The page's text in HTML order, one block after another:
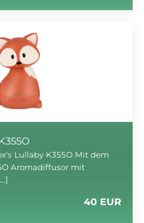
Lullaby K355O Mit dem
Aromadiffusor mit
40 EUR